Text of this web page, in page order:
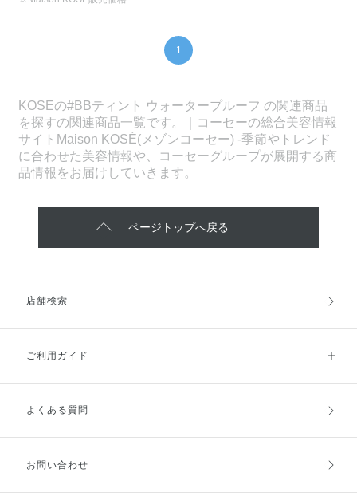
1
KOSEの#BBティント ウォータープルーフ の関連商品
を探すの関連商品一覧です。｜コーセーの総合美容情報
サイトMaison KOSÉ(メゾンコーセー) -季節やトレンド
に合わせた美容情報や、コーセーグループが展開する商
品情報をお届けしていきます。
ページトップへ戻る
店舗検索
ご利用ガイド
ご利用ガイドトップ
お支払方法
よくある質問
お問い合わせ